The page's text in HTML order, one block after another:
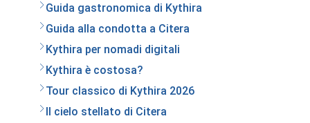
Guida gastronomica di Kythira
Guida alla condotta a Citera
Kythira per nomadi digitali
Kythira è costosa?
Tour classico di Kythira 2026
Il cielo stellato di Citera